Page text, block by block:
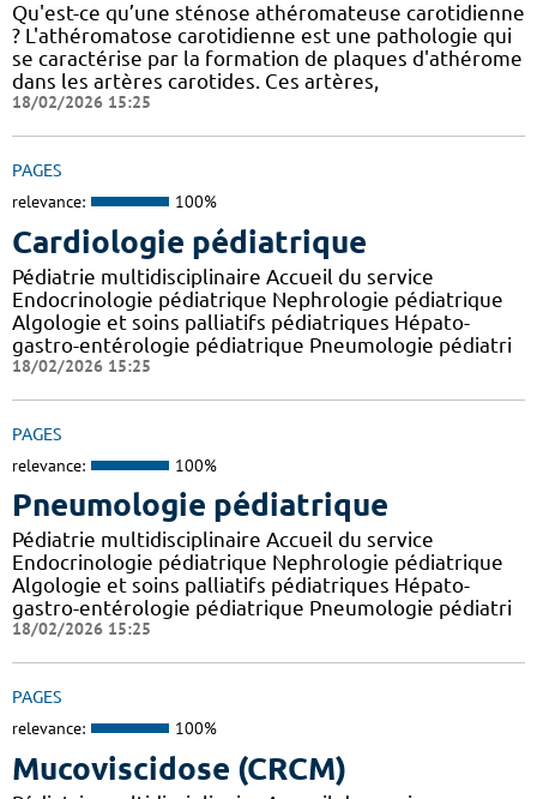
Qu'est-ce qu’une sténose athéromateuse carotidienne
? L'athéromatose carotidienne est une pathologie qui
se caractérise par la formation de plaques d'athérome
dans les artères carotides. Ces artères,
18/02/2026 15:25
PAGES
relevance: 100%
Cardiologie pédiatrique
Pédiatrie multidisciplinaire Accueil du service
Endocrinologie pédiatrique Nephrologie pédiatrique
Algologie et soins palliatifs pédiatriques Hépato-
gastro-entérologie pédiatrique Pneumologie pédiatri
18/02/2026 15:25
PAGES
relevance: 100%
Pneumologie pédiatrique
Pédiatrie multidisciplinaire Accueil du service
Endocrinologie pédiatrique Nephrologie pédiatrique
Algologie et soins palliatifs pédiatriques Hépato-
gastro-entérologie pédiatrique Pneumologie pédiatri
18/02/2026 15:25
PAGES
relevance: 100%
Mucoviscidose (CRCM)